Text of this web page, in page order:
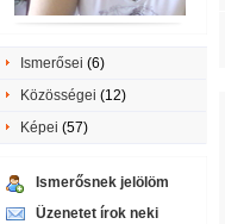
Ismerősei (6)
Közösségei (12)
Képei (57)
Ismerősnek jelölöm
Üzenetet írok neki